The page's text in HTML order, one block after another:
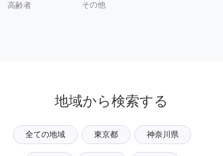
高齢者 その他
地域から検索する
全ての地域 東京都 神奈川県